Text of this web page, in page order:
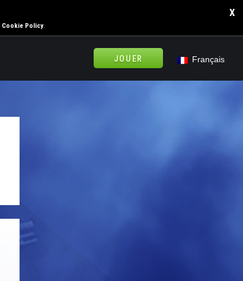
X
Cookie Policy.
JOUER Français